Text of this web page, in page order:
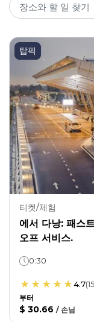
탑픽
티켓/체험
에서 다낭: 패스
오프 서비스.
0:30
4.7(15
부터
$ 30.66 / 손님